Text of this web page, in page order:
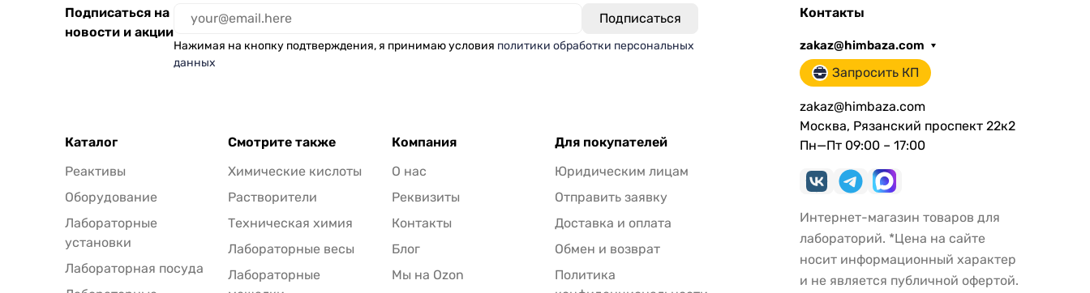
Подписаться на
новости и акции
Нажимая на кнопку подтверждения, я принимаю условия политики обработки персональных
данных
Каталог
Реактивы
Оборудование
Лабораторные
установки
Лабораторная посуда
Смотрите также
Химические кислоты
Растворители
Техническая химия
Лабораторные весы
Лабораторные
Компания
О нас
Реквизиты
Контакты
Блог
Мы на Ozon
Для покупателей
Юридическим лицам
Отправить заявку
Доставка и оплата
Обмен и возврат
Политика
Контакты
zakaz@himbaza.com
Запросить КП
zakaz@himbaza.com
Москва, Рязанский проспект 22к2
Пн—Пт 09:00 – 17:00
Интернет-магазин товаров для
лабораторий. *Цена на сайте
носит информационный характер
и не является публичной офертой.